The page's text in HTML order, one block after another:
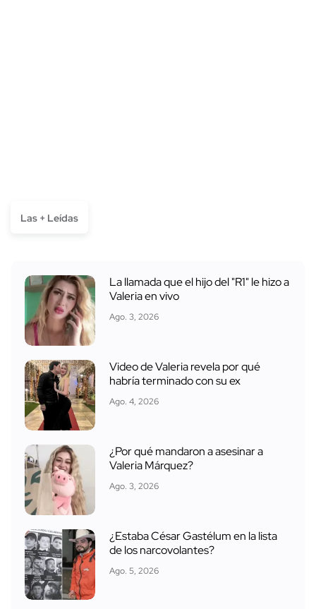
Las + Leídas
La llamada que el hijo del "R1" le hizo a
Valeria en vivo
Ago. 3, 2026
Video de Valeria revela por qué
habría terminado con su ex
Ago. 4, 2026
¿Por qué mandaron a asesinar a
Valeria Márquez?
Ago. 3, 2026
¿Estaba César Gastélum en la lista
de los narcovolantes?
Ago. 5, 2026